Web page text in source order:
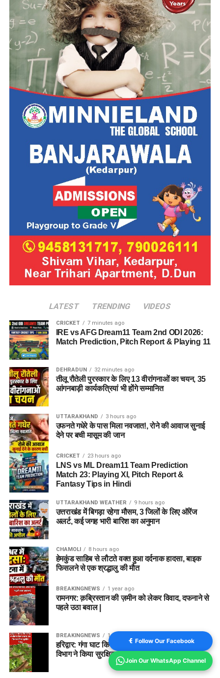
LATEST TRENDING VIDEOS
CRICKET 7 minutes ago
IRE vs AFG Dream11 Team 2nd ODI 2026:
Match Prediction, Pitch Report & Playing 11
DEHRADUN 32 minutes ago
तीलू रौतेली पुरस्कार के लिए 13 वीरांगनाओं का चयन, 35
आंगनबाड़ी कार्यकत्रियां भी होंगे सम्मानित
UTTARAKHAND 3 hours ago
उफनते गधेरे के पास मिला नवजात!, रोने की आवाज सुनाई
देने पर बची मासूम की जान
CRICKET 23 hours ago
LNS vs ML Dream11 Team Prediction
Match 23: Playing XI, Pitch Report &
Fantasy Tips in Hindi
UTTARAKHAND WEATHER 9 hours ago
उत्तराखंड में बिगड़ा रहेगा मौसम, 3 जिलों के लिए ऑरेंज
अलर्ट, कई जगह भारी बारिश का अनुमान
CHAMOLI 8 hours ago
हेमकुंड साहिब से लौटते वक्त हुआ दर्दनाक हादसा, बाइक
फिसलने से एक श्रद्धालु की मौत
BREAKINGNEWS 1 year ago
रामनगर: क़ब्रिस्तान की ज़मीन को लेकर विवाद, दफनाने से
पहले उठा बवाल |
BREAKINGNEWS 1 year ago
हरिद्वार: गंगा घाट किनारे पेड़ पर लिपटा मिला अजगर, वन
विभाग ने किया सुरक्षित रेस्क्यू
Follow Our Facebook
Join Our WhatsApp Channel